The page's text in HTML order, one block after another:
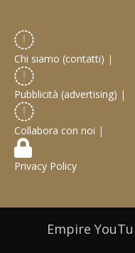
Chi siamo (contatti) |
Pubblicità (advertising) |
Collabora con noi |
Privacy Policy
Empire